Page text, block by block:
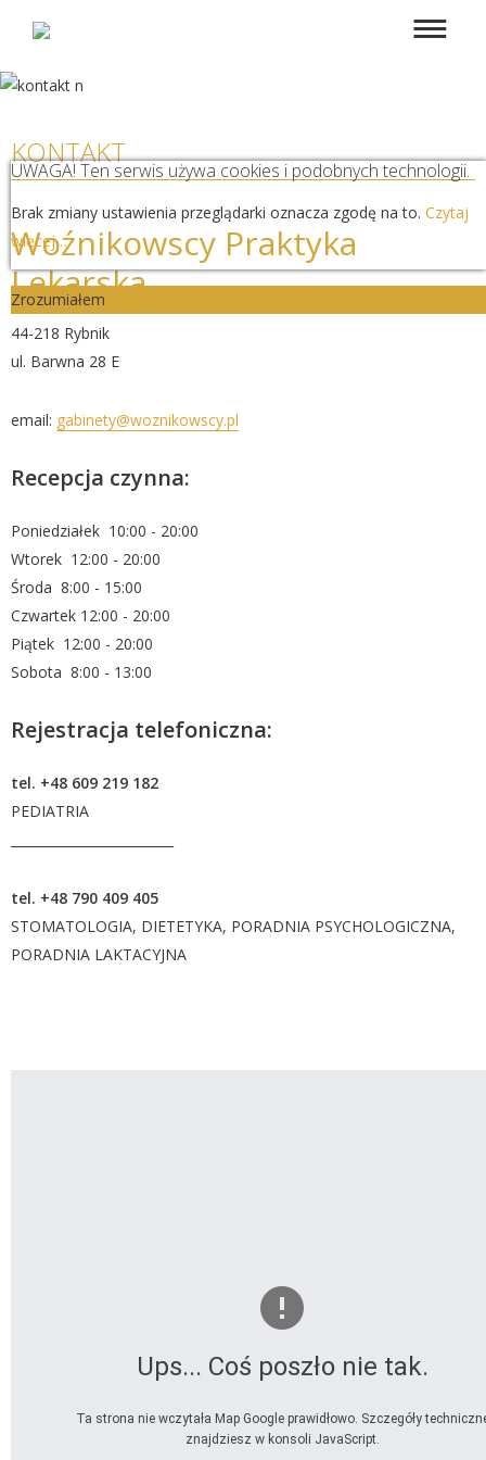
UWAGA! Ten serwis używa cookies i podobnych technologii.
Brak zmiany ustawienia przeglądarki oznacza zgodę na to. Czytaj
więcej…
Zrozumiałem
KONTAKT
Woźnikowscy Praktyka
Lekarska
44-218 Rybnik
ul. Barwna 28 E
email: gabinety@woznikowscy.pl
Recepcja czynna:
Poniedziałek 10:00 - 20:00
Wtorek 12:00 - 20:00
Środa 8:00 - 15:00
Czwartek 12:00 - 20:00
Piątek 12:00 - 20:00
Sobota 8:00 - 13:00
Rejestracja telefoniczna:
tel. +48 609 219 182
PEDIATRIA
tel. +48 790 409 405
STOMATOLOGIA, DIETETYKA, PORADNIA PSYCHOLOGICZNA,
PORADNIA LAKTACYJNA
Ups... Coś poszło nie tak.
Ta strona nie wczytała Map Google prawidłowo. Szczegóły
znajdziesz w konsoli JavaScript.